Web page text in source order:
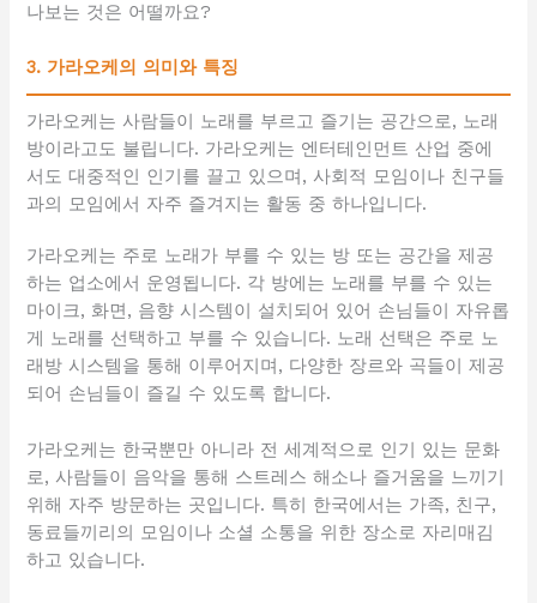
나보는 것은 어떨까요?
3. 가라오케의 의미와 특징
가라오케는 사람들이 노래를 부르고 즐기는 공간으로, 노래
방이라고도 불립니다. 가라오케는 엔터테인먼트 산업 중에
서도 대중적인 인기를 끌고 있으며, 사회적 모임이나 친구들
과의 모임에서 자주 즐겨지는 활동 중 하나입니다.
가라오케는 주로 노래가 부를 수 있는 방 또는 공간을 제공
하는 업소에서 운영됩니다. 각 방에는 노래를 부를 수 있는
마이크, 화면, 음향 시스템이 설치되어 있어 손님들이 자유롭
게 노래를 선택하고 부를 수 있습니다. 노래 선택은 주로 노
래방 시스템을 통해 이루어지며, 다양한 장르와 곡들이 제공
되어 손님들이 즐길 수 있도록 합니다.
가라오케는 한국뿐만 아니라 전 세계적으로 인기 있는 문화
로, 사람들이 음악을 통해 스트레스 해소나 즐거움을 느끼기
위해 자주 방문하는 곳입니다. 특히 한국에서는 가족, 친구,
동료들끼리의 모임이나 소셜 소통을 위한 장소로 자리매김
하고 있습니다.